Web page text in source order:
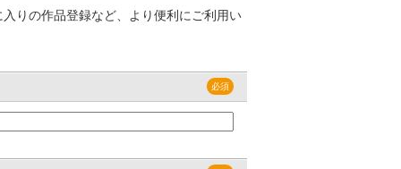
りの作品登録など、より便利にご利用い